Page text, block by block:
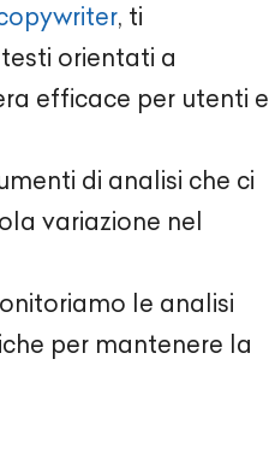
, ti
orientati a
efficace per utenti e
di analisi che ci
variazione nel
le analisi
per mantenere la